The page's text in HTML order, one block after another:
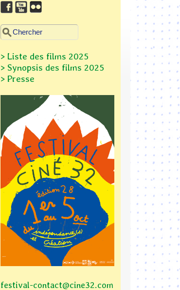
Formulaire de recherche
Chercher dans ce site
> Liste des films 2025
> Synopsis des films 2025
> Presse
festival-contact@cine32.com